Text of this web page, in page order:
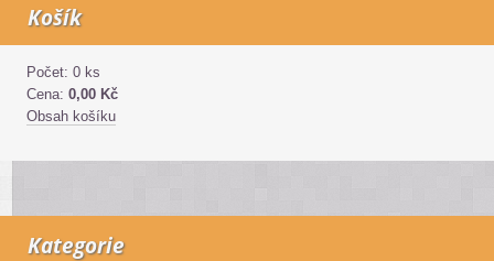
Košík
Počet: 0 ks
Cena: 0,00 Kč
Obsah košíku
Kategorie